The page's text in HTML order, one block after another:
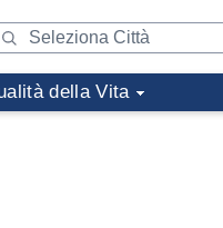
della Vita